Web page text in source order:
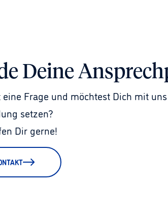
Deine
eine Frage und möchtest Dich mit
setzen?
Dir gerne!